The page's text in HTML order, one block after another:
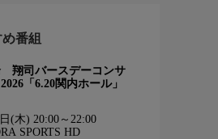
番組
翔司バースデーコンサ
「6.20関内ホール」
(木) 20:00～22:00
SPORTS HD